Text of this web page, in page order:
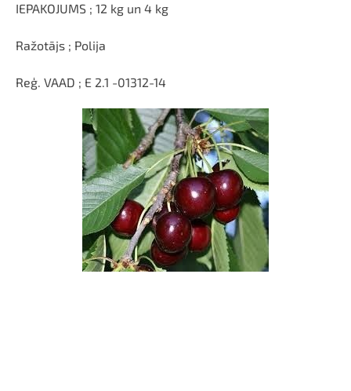
IEPAKOJUMS ; 12 kg un 4 kg
Ražotājs ; Polija
Reģ. VAAD ; E 2.1 -01312-14